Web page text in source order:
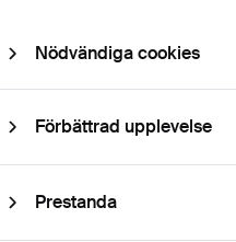
Du kan också söka i
Nödvändiga cookies
Förbättrad upplevelse
Prestanda